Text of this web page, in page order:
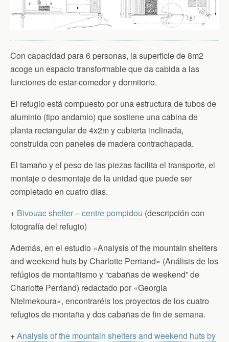
Con capacidad para 6 personas, la superficie de 8m2
acoge un espacio transformable que da cabida a las
funciones de estar-comedor y dormitorio.
El refugio está compuesto por una estructura de tubos de
aluminio (tipo andamio) que sostiene una cabina de
planta rectangular de 4x2m y cubierta inclinada,
construida con paneles de madera contrachapada.
El tamaño y el peso de las piezas facilita el transporte, el
montaje o desmontaje de la unidad que puede ser
completado en cuatro días.
+ Bivouac shelter – centre pompidou (descripción con
fotografía del refugio)
Además, en el estudio «Analysis of the mountain shelters
and weekend huts by Charlotte Perriand» (Análisis de los
refúgios de montañismo y “cabañas de weekend” de
Charlotte Perriand) redactado por «Georgia
Ntelmekoura», encontraréis los proyectos de los cuatro
refugios de montaña y dos cabañas de fin de semana.
+Analysis of the mountain shelters and weekend huts by